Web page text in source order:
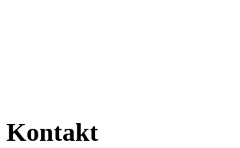
Kontakt